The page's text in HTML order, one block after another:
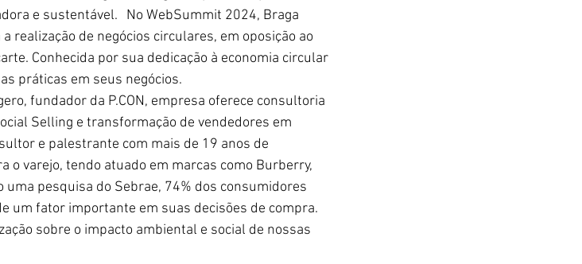
e sustentável.
No WebSummit 2024, Braga
realização de negócios circulares, em oposição ao
Conhecida por sua dedicação à economia circular
práticas em seus negócios.
fundador da P.CON, empresa oferece consultoria
Selling e transformação de vendedores em
e palestrante com mais de 19 anos de
o varejo, tendo atuado em marcas como Burberry,
uma pesquisa do Sebrae, 74% dos consumidores
um fator importante em suas decisões de compra.
sobre o impacto ambiental e social de nossas